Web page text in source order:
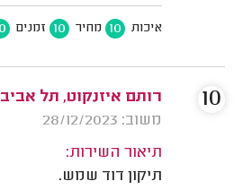
איכות 10 מחיר 10 זמנים
רותם איזנקוט, תל
משוב: 28/12/2023
תיאור השירות:
תיקון דוד שמש.
10